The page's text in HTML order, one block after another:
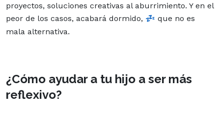
proyectos, soluciones creativas al aburrimiento. Y en el
peor de los casos, acabará dormido, 💤 que no es
mala alternativa.
¿Cómo ayudar a tu hijo a ser más
reflexivo?